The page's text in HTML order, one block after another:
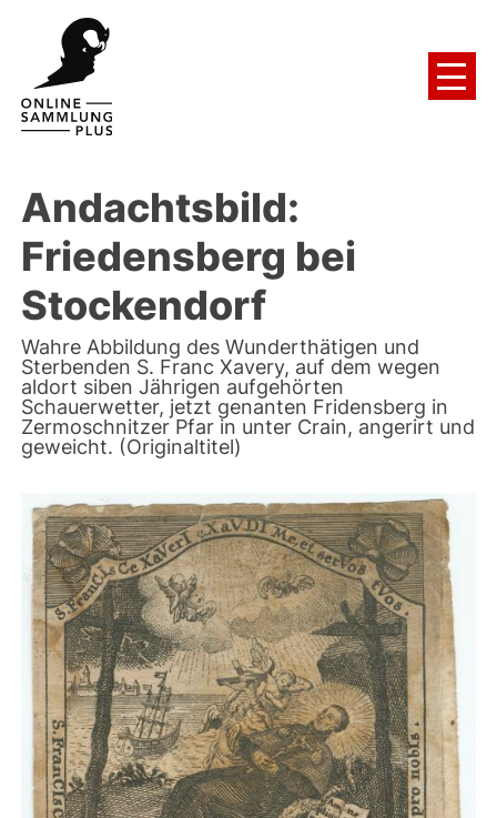
Andachtsbild:
Friedensberg bei
Stockendorf
Wahre Abbildung des Wunderthätigen und
Sterbenden S. Franc Xavery, auf dem wegen
aldort siben Jährigen aufgehörten
Schauerwetter, jetzt genanten Fridensberg in
Zermoschnitzer Pfar in unter Crain, angerirt und
geweicht. (Originaltitel)